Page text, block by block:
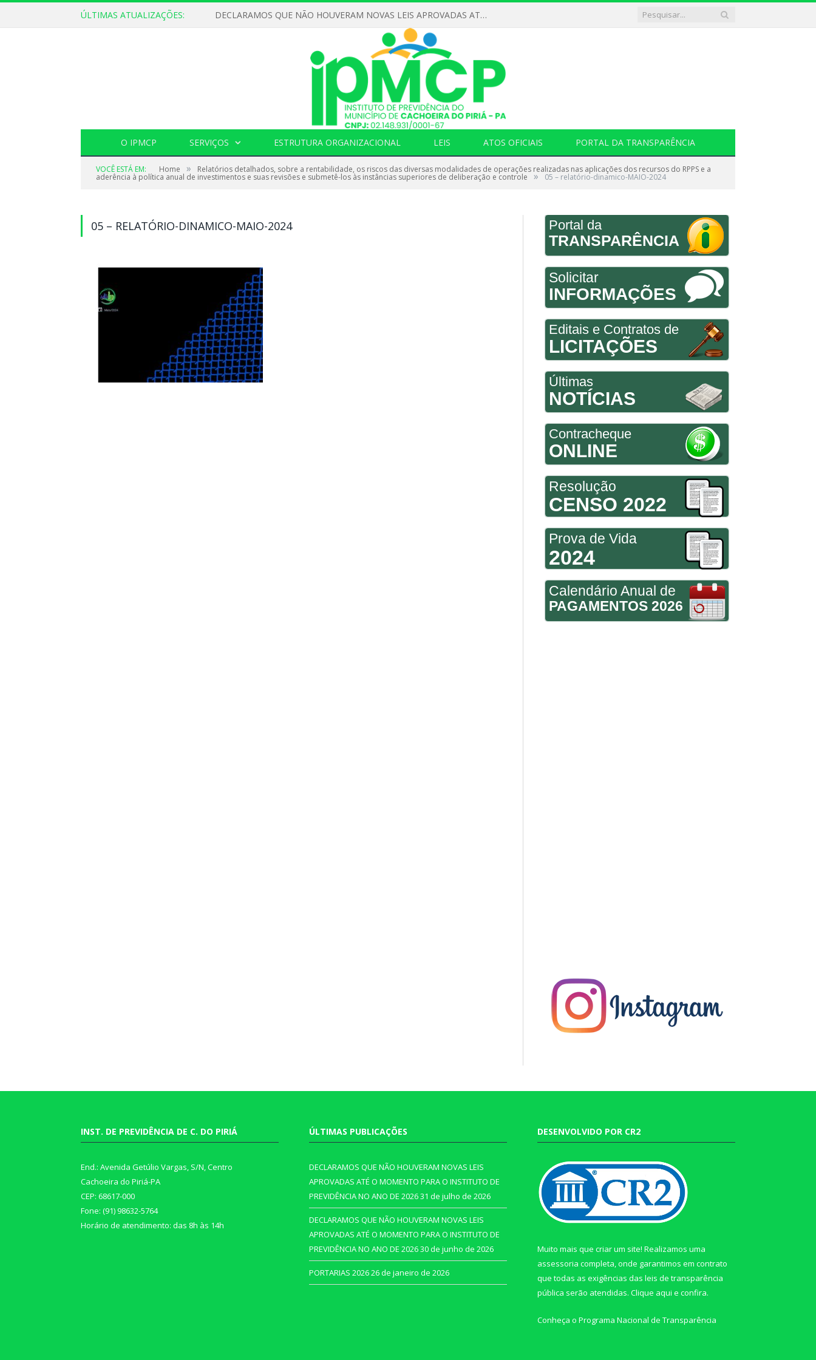
ÚLTIMAS ATUALIZAÇÕES: DECLARAMOS QUE NÃO HOUVERAM NOVAS LEIS APROVADAS ATÉ O MOMENTO PARA O INSTITUTO DE PREVIDÊNCIA NO ANO DE 2026
O IPMCP SERVIÇOS ESTRUTURA ORGANIZACIONAL LEIS ATOS OFICIAIS PORTAL DA TRANSPARÊNCIA
VOCÊ ESTÁ EM: Home » Relatórios detalhados, sobre a rentabilidade, os riscos das diversas modalidades de operações realizadas nas aplicações dos recursos do RPPS e a
aderência à política anual de investimentos e suas revisões e submetê-los às instâncias superiores de deliberação e controle » 05 – relatório-dinamico-MAIO-2024
05 – RELATÓRIO-DINAMICO-MAIO-2024 Portal da
TRANSPARÊNCIA
Solicitar
INFORMAÇÕES
Editais e Contratos de
LICITAÇÕES
Últimas
NOTÍCIAS
Contracheque
ONLINE
Resolução
CENSO 2022
Prova de Vida
2024
Calendário Anual de
PAGAMENTOS 2026
INST. DE PREVIDÊNCIA DE C. DO PIRIÁ
End.: Avenida Getúlio Vargas, S/N, Centro
Cachoeira do Piriá-PA
CEP: 68617-000
Fone: (91) 98632-5764
Horário de atendimento: das 8h às 14h
ÚLTIMAS PUBLICAÇÕES
DECLARAMOS QUE NÃO HOUVERAM NOVAS LEIS
APROVADAS ATÉ O MOMENTO PARA O INSTITUTO DE
PREVIDÊNCIA NO ANO DE 202631 de julho de 2026
DECLARAMOS QUE NÃO HOUVERAM NOVAS LEIS
APROVADAS ATÉ O MOMENTO PARA O INSTITUTO DE
PREVIDÊNCIA NO ANO DE 202630 de junho de 2026
PORTARIAS 202626 de janeiro de 2026
DESENVOLVIDO POR CR2
Muito mais que criar um site! Realizamos uma
assessoria completa, onde garantimos em contrato
que todas as exigências das leis de transparência
pública serão atendidas. Clique aqui e confira.
Conheça o Programa Nacional de Transparência